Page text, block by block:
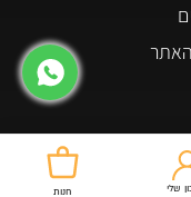
שלי חנות